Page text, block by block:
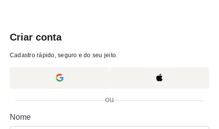
Criar conta
Cadastro rápido, seguro e do seu jeito.
ou
Nome